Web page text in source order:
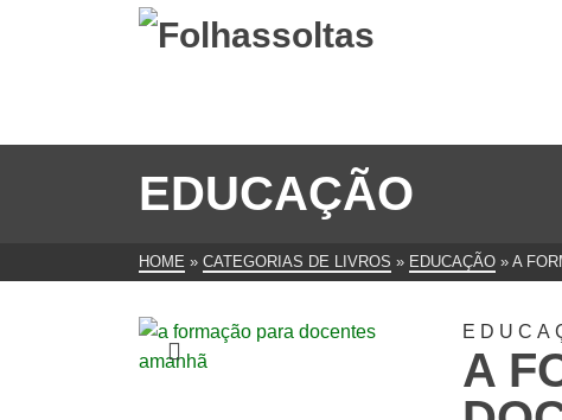
EDUCAÇÃO
HOME » CATEGORIAS DE LIVROS » EDUCAÇÃO » A
A